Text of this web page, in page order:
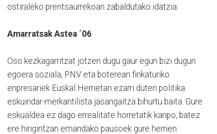
ostiraleko prentsaurrekoan zabaldutako idatzia:
Amarratsak Astea ´06
Oso kezkagarritzat jotzen dugu gaur egun bizi dugun
egoera soziala, PNV eta boterean finkaturiko
enpresariek Euskal Herrietan ezarri duten politika
eskuindar-merkantilista jasangaitza bihurtu baita. Gure
eskualdea ez dago errealitate horretatik kanpo, batez
ere hirigintzan emandako pausoek gure herrien